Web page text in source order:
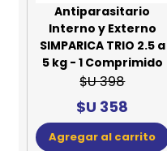
Antiparasitario
Interno y Externo
SIMPARICA TRIO 2.5 a
5 kg - 1 Comprimido
$U 398
$U 358
Agregar al carrito